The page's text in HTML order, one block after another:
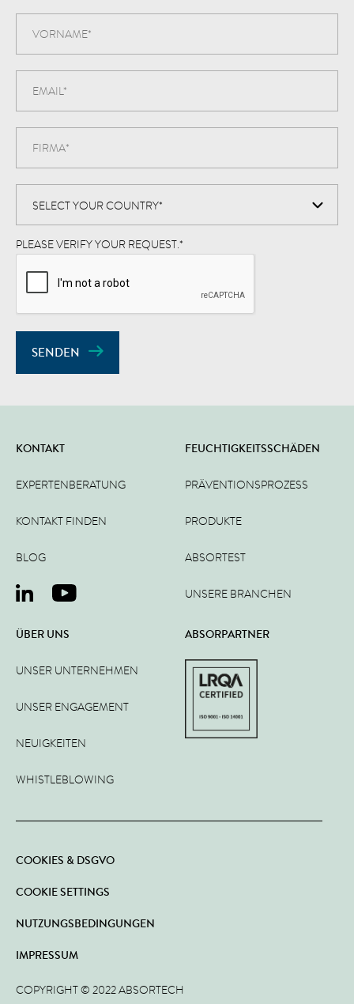
PLEASE VERIFY YOUR REQUEST.*
SENDEN
KONTAKT
EXPERTENBERATUNG
KONTAKT FINDEN
BLOG
FEUCHTIGKEITSSCHÄDEN
PRÄVENTIONSPROZESS
PRODUKTE
ABSORTEST
UNSERE BRANCHEN
ÜBER UNS
UNSER UNTERNEHMEN
UNSER ENGAGEMENT
NEUIGKEITEN
WHISTLEBLOWING
ABSORPARTNER
COOKIES & DSGVO
COOKIE SETTINGS
NUTZUNGSBEDINGUNGEN
IMPRESSUM
COPYRIGHT © 2022 ABSORTECH